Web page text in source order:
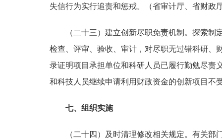
失信行为实行追责和惩戒。
（省审计厅、省财政
（二十三）建立创新尽职免责机制。 探索制
检查、评审、验收、审计，对尽职无过错科研、
录证明项目承担单位和科研人员已履行勤勉尽责
和科技人员继续申请利用财政资金的创新项目不
七、组织实施
（二十四）及时清理修改相关规定。 有关部